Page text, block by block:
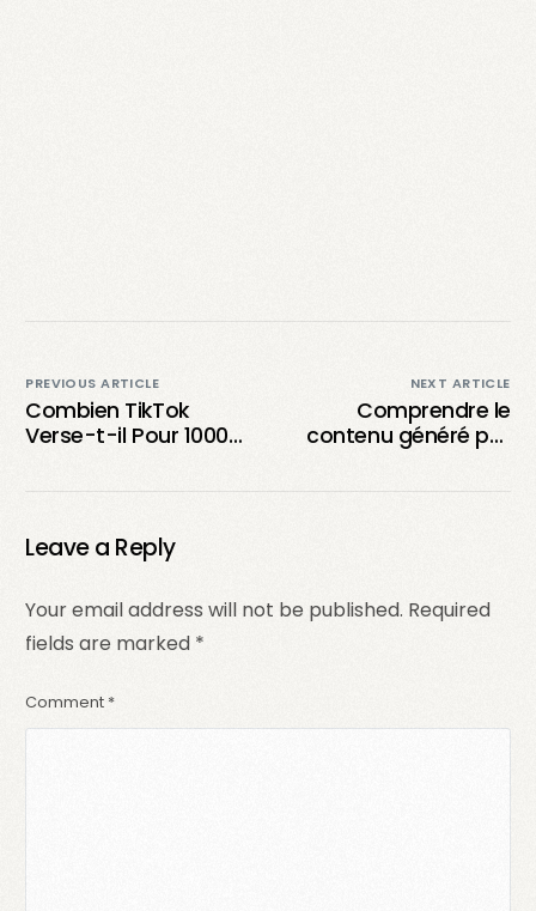
PREVIOUS ARTICLE
Combien TikTok
Verse-t-il Pour 1000
sur les Gains des
NEXT ARTICLE
Comprendre le
contenu généré par
pour créer et
Leave a Reply
Your email address will not be published. Required
fields are marked *
Comment *